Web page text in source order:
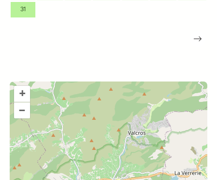
31
+
–